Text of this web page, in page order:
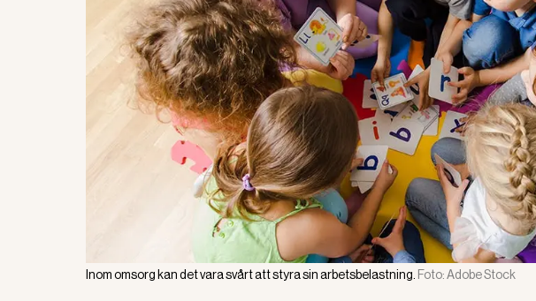
Inom omsorg kan det vara svårt att styra sin arbetsbelastning. Foto:Adobe Stock